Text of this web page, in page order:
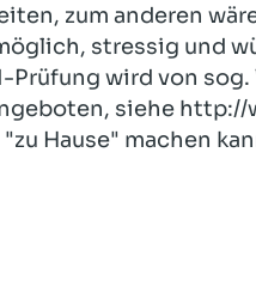
zum anderen
stressig und
Prüfung wird von
siehe http://
Hause" machen